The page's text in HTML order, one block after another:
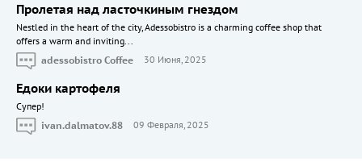
Пролетая над ласточкиным гнездом
Nestled in the heart of the city, Adessobistro is a charming coffee shop that
offers a warm and inviting...
adessobistro Coffee
30 Июня, 2025
Едоки картофеля
Cупер!
ivan.dalmatov.88
09 Февраля, 2025